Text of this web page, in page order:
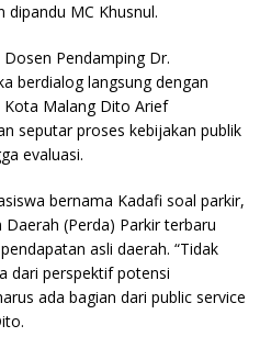
dipandu MC Khusnul.
Pendamping Dr.
berdialog langsung dengan
Kota Malang Dito Arief
seputar proses kebijakan publik
evaluasi.
bernama Kadafi soal parkir,
(Perda) Parkir terbaru
asli daerah. “Tidak
dari perspektif potensi
ada bagian dari public service